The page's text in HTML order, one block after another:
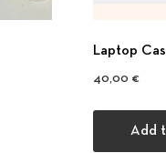
Laptop
40,00 €
Add